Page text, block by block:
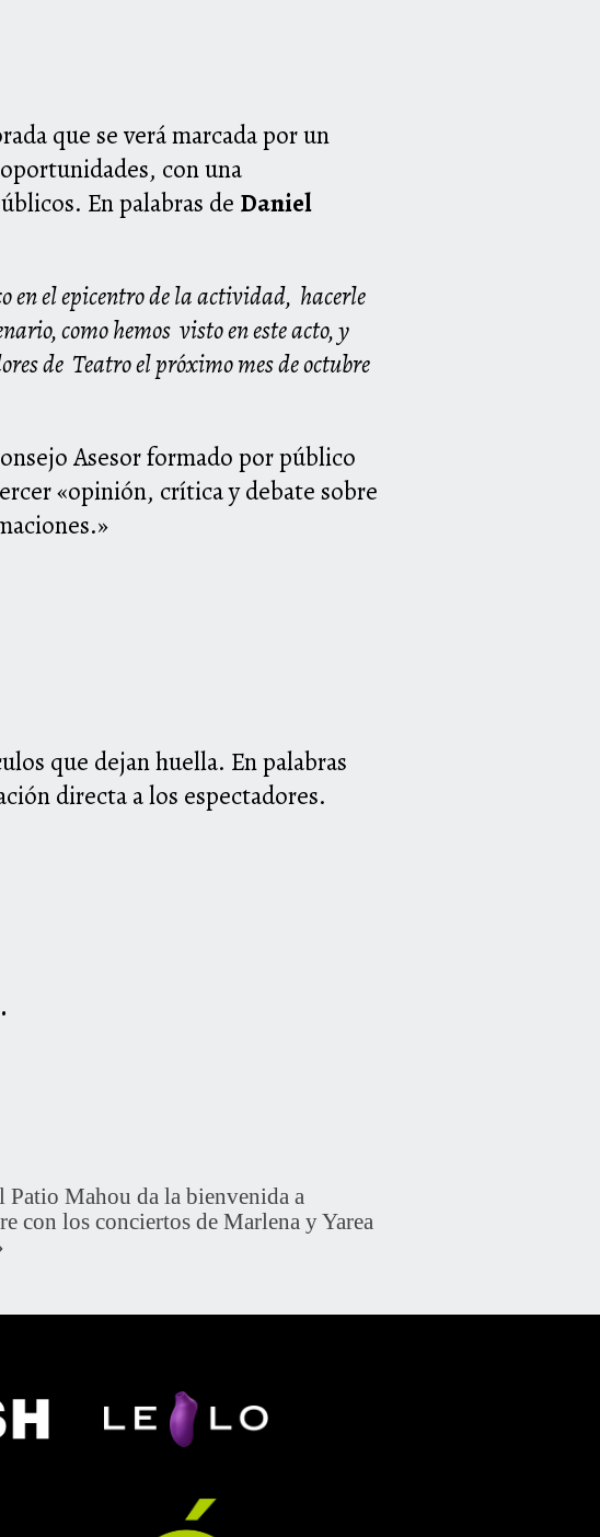
que se verá marcada por un
con una
En palabras de Daniel
en el epicentro de la actividad, hacerle
como hemos visto en este acto, y
de Teatro el próximo mes de octubre
Asesor formado por público
«opinión, crítica y debate sobre
que dejan huella. En palabras
directa a los espectadores.
Patio Mahou da la bienvenida a
con los conciertos de Marlena y Yarea